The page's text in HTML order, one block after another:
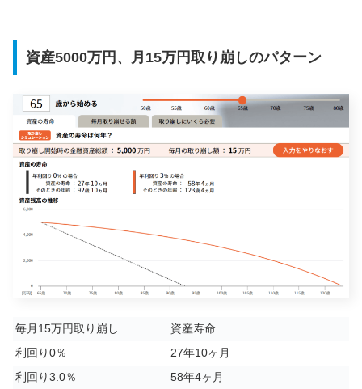
資産5000万円、月15万円取り崩しのパターン
毎月15万円取り崩し
資産寿命
利回り0％
27年10ヶ月
利回り3.0％
58年4ヶ月